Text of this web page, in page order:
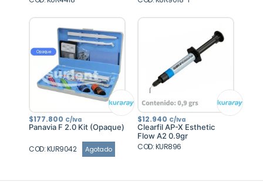
$177.800 C/Iva
Panavia F 2.0 Kit (Opaque)
COD: KUR9042 Agotado
$12.940 C/Iva
Clearfil AP-X Esthetic
Flow A2 0.9gr
COD: KUR896